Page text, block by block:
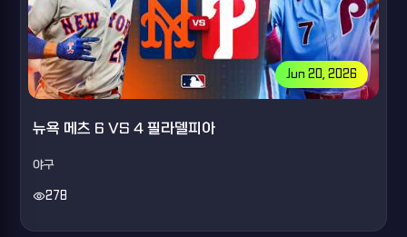
Jun 20, 2026
뉴욕 메츠 6 VS 4 필라델피아
야구
visibility278